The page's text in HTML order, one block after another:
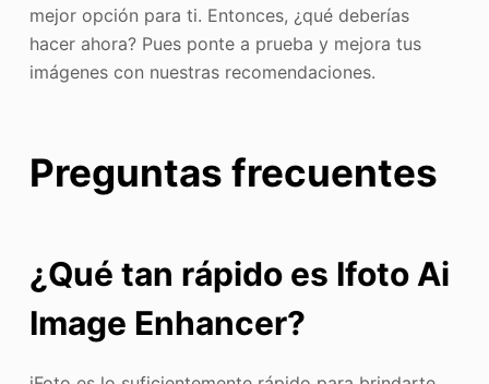
mejor opción para ti. Entonces, ¿qué deberías
hacer ahora? Pues ponte a prueba y mejora tus
imágenes con nuestras recomendaciones.
Preguntas frecuentes
¿Qué tan rápido es Ifoto Ai
Image Enhancer?